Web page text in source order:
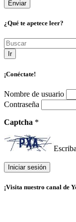
¿Qué te apetece leer?
Ir
¡Conéctate!
Nombre de usuario
Contraseña
Captcha *
¡Visita nuestro canal de